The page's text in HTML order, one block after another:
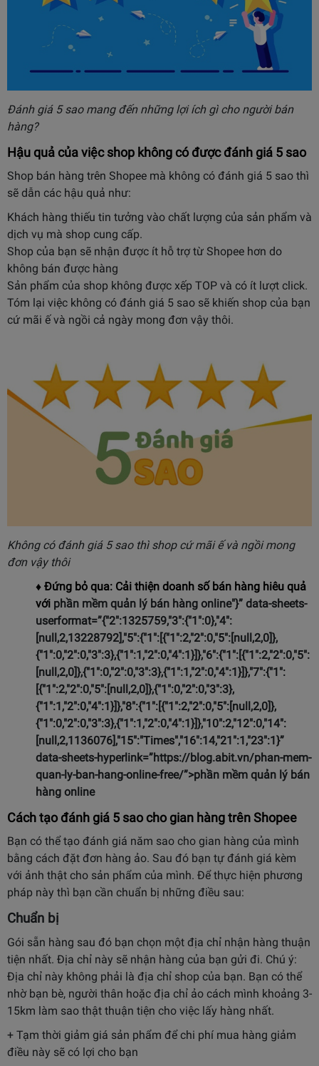
Đánh giá 5 sao mang đến những lợi ích gì cho người bán
hàng?
Hậu quả của việc shop không có được đánh giá 5 sao
Shop bán hàng trên Shopee mà không có đánh giá 5 sao thì
sẽ dẫn các hậu quả như:
Khách hàng thiếu tin tưởng vào chất lượng của sản phẩm và
dịch vụ mà shop cung cấp.
Shop của bạn sẽ nhận được ít hỗ trợ từ Shopee hơn do
không bán được hàng
Sản phẩm của shop không được xếp TOP và có ít lượt click.
Tóm lại việc không có đánh giá 5 sao sẽ khiến shop của bạn
cứ mãi ế và ngồi cả ngày mong đơn vậy thôi.
Không có đánh giá 5 sao thì shop cứ mãi ế và ngồi mong
đơn vậy thôi
♦ Đứng bỏ qua: Cải thiện doanh số bán hàng hiêu quả
với phần mềm quản lý bán hàng online"}” data-sheets-
userformat=”{"2":1325759,"3":{"1":0},"4":
[null,2,13228792],"5":{"1":[{"1":2,"2":0,"5":[null,2,0]},
{"1":0,"2":0,"3":3},{"1":1,"2":0,"4":1}]},"6":{"1":[{"1":2,"2":0,"5":
[null,2,0]},{"1":0,"2":0,"3":3},{"1":1,"2":0,"4":1}]},"7":{"1":
[{"1":2,"2":0,"5":[null,2,0]},{"1":0,"2":0,"3":3},
{"1":1,"2":0,"4":1}]},"8":{"1":[{"1":2,"2":0,"5":[null,2,0]},
{"1":0,"2":0,"3":3},{"1":1,"2":0,"4":1}]},"10":2,"12":0,"14":
[null,2,1136076],"15":"Times","16":14,"21":1,"23":1}”
data-sheets-hyperlink=”https://blog.abit.vn/phan-mem-
quan-ly-ban-hang-online-free/”>phần mềm quản lý bán
hàng online
Cách tạo đánh giá 5 sao cho gian hàng trên Shopee
Bạn có thể tạo đánh giá năm sao cho gian hàng của mình
bằng cách đặt đơn hàng ảo. Sau đó bạn tự đánh giá kèm
với ảnh thật cho sản phẩm của mình. Để thực hiện phương
pháp này thì bạn cần chuẩn bị những điều sau:
Chuẩn bị
Gói sẵn hàng sau đó bạn chọn một địa chỉ nhận hàng thuận
tiện nhất. Địa chỉ này sẽ nhận hàng của bạn gửi đi. Chú ý:
Địa chỉ này không phải là địa chỉ shop của bạn. Bạn có thể
nhờ bạn bè, người thân hoặc địa chỉ ảo cách mình khoảng 3-
15km làm sao thật thuận tiện cho việc lấy hàng nhất.
+ Tạm thời giảm giá sản phẩm để chi phí mua hàng giảm
điều này sẽ có lợi cho bạn